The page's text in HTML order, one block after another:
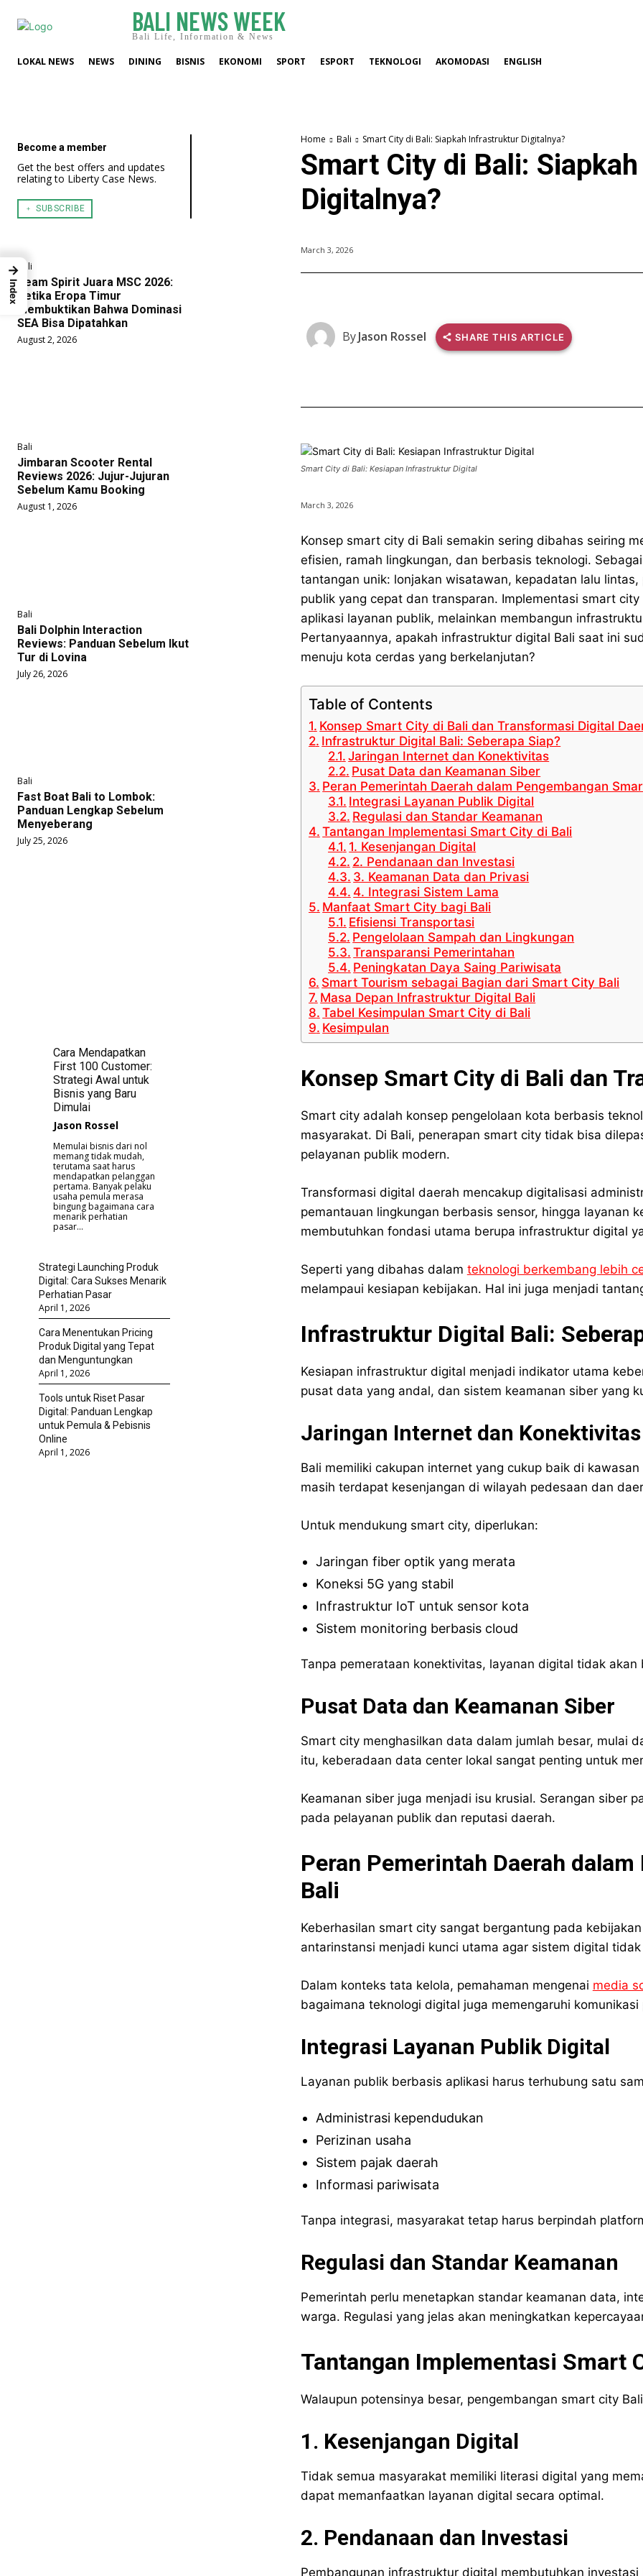
BALI NEWS WEEK
Bali Life, Information & News
LOKAL NEWS NEWS DINING BISNIS EKONOMI SPORT ESPORT TEKNOLOGI AKOMODASI ENGLISH
Become a member
Get the best offers and updates
relating to Liberty Case News.
﹢ SUBSCRIBE
Bali
Team Spirit Juara MSC 2026:
Ketika Eropa Timur
Membuktikan Bahwa Dominasi
SEA Bisa Dipatahkan
August 2, 2026
Bali
Jimbaran Scooter Rental
Reviews 2026: Jujur-Jujuran
Sebelum Kamu Booking
August 1, 2026
Bali
Bali Dolphin Interaction
Reviews: Panduan Sebelum Ikut
Tur di Lovina
July 26, 2026
Bali
Fast Boat Bali to Lombok:
Panduan Lengkap Sebelum
Menyeberang
July 25, 2026
Cara Mendapatkan
First 100 Customer:
Strategi Awal untuk
Bisnis yang Baru
Dimulai
Jason Rossel
Memulai bisnis dari nol
memang tidak mudah,
terutama saat harus
mendapatkan pelanggan
pertama. Banyak pelaku
usaha pemula merasa
bingung bagaimana cara
menarik perhatian
pasar...
Strategi Launching Produk
Digital: Cara Sukses Menarik
Perhatian Pasar
April 1, 2026
Cara Menentukan Pricing
Produk Digital yang Tepat
dan Menguntungkan
April 1, 2026
Tools untuk Riset Pasar
Digital: Panduan Lengkap
untuk Pemula & Pebisnis
Online
April 1, 2026
Home Bali Smart City di Bali: Siapkah Infrastruktur Digitalnya?
Smart City di Bali:
Digitalnya?
March 3, 2026
ByJason Rossel SHARE THIS ARTICLE
Smart City di Bali: Kesiapan Infrastruktur Digital
March 3, 2026
Konsep smart city di Bali semakin sering dibahas seiring
efisien, ramah lingkungan, dan berbasis teknologi.
tantangan unik: lonjakan wisatawan, kepadatan lalu
publik yang cepat dan transparan. Implementasi smart
aplikasi layanan publik, melainkan membangun
Pertanyaannya, apakah infrastruktur digital Bali saat ini
menuju kota cerdas yang berkelanjutan?
Table of Contents
Konsep Smart City di Bali dan Transformasi Digital
Infrastruktur Digital Bali: Seberapa Siap?
Jaringan Internet dan Konektivitas
Pusat Data dan Keamanan Siber
Peran Pemerintah Daerah dalam Pengembangan
Integrasi Layanan Publik Digital
Regulasi dan Standar Keamanan
Tantangan Implementasi Smart City di Bali
1. Kesenjangan Digital
2. Pendanaan dan Investasi
3. Keamanan Data dan Privasi
4. Integrasi Sistem Lama
Manfaat Smart City bagi Bali
Efisiensi Transportasi
Pengelolaan Sampah dan Lingkungan
Transparansi Pemerintahan
Peningkatan Daya Saing Pariwisata
Smart Tourism sebagai Bagian dari Smart City Bali
Masa Depan Infrastruktur Digital Bali
Tabel Kesimpulan Smart City di Bali
Kesimpulan
Konsep Smart City di Bali dan
Smart city adalah konsep pengelolaan kota berbasis
masyarakat. Di Bali, penerapan smart city tidak bisa
pelayanan publik modern.
Transformasi digital daerah mencakup digitalisasi
pemantauan lingkungan berbasis sensor, hingga layanan
membutuhkan fondasi utama berupa infrastruktur digital
Seperti yang dibahas dalam teknologi berkembang lebih
melampaui kesiapan kebijakan. Hal ini juga menjadi
Infrastruktur Digital Bali:
Kesiapan infrastruktur digital menjadi indikator utama
pusat data yang andal, dan sistem keamanan siber yang
Jaringan Internet dan Konektivitas
Bali memiliki cakupan internet yang cukup baik di
masih terdapat kesenjangan di wilayah pedesaan dan
Untuk mendukung smart city, diperlukan:
Jaringan fiber optik yang merata
Koneksi 5G yang stabil
Infrastruktur IoT untuk sensor kota
Sistem monitoring berbasis cloud
Tanpa pemerataan konektivitas, layanan digital tidak akan
Pusat Data dan Keamanan Siber
Smart city menghasilkan data dalam jumlah besar, mulai
itu, keberadaan data center lokal sangat penting untuk
Keamanan siber juga menjadi isu krusial. Serangan siber
pada pelayanan publik dan reputasi daerah.
Peran Pemerintah Daerah
Bali
Keberhasilan smart city sangat bergantung pada
antarinstansi menjadi kunci utama agar sistem digital
Dalam konteks tata kelola, pemahaman mengenai media
bagaimana teknologi digital juga memengaruhi
Integrasi Layanan Publik Digital
Layanan publik berbasis aplikasi harus terhubung satu
Administrasi kependudukan
Perizinan usaha
Sistem pajak daerah
Informasi pariwisata
Tanpa integrasi, masyarakat tetap harus berpindah
Regulasi dan Standar Keamanan
Pemerintah perlu menetapkan standar keamanan data,
warga. Regulasi yang jelas akan meningkatkan
Tantangan Implementasi Smart
Walaupun potensinya besar, pengembangan smart city
1. Kesenjangan Digital
Tidak semua masyarakat memiliki literasi digital yang
dapat memanfaatkan layanan digital secara optimal.
2. Pendanaan dan Investasi
Pembangunan infrastruktur digital membutuhkan
→
Index